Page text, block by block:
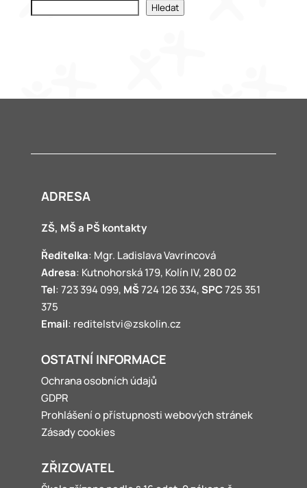
Hledat
ADRESA
ZŠ, MŠ a PŠ kontakty
Ředitelka: Mgr. Ladislava Vavrincová
Adresa: Kutnohorská 179, Kolín IV, 280 02
Tel: 723 394 099, MŠ724 126 334,SPC725 351
375
Email: reditelstvi@zskolin.cz
OSTATNÍ INFORMACE
Ochrana osobních údajů
GDPR
Prohlášení o přístupnosti webových stránek
Zásady cookies
ZŘIZOVATEL